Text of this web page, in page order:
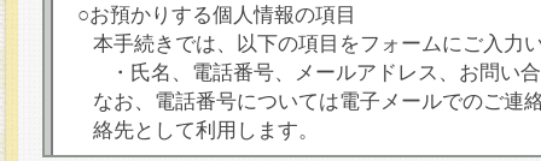
○お預かりする個人情報の項目
本手続きでは、以下の項目をフォームにご入力
・氏名、電話番号、メールアドレス、お問い
なお、電話番号については電子メールでのご連
絡先として利用します。